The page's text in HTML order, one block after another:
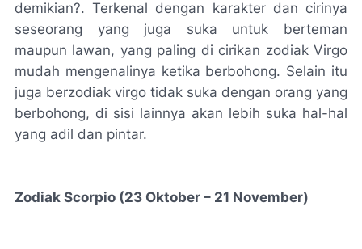
demikian?. Terkenal dengan karakter dan cirinya
seseorang yang juga suka untuk berteman
maupun lawan, yang paling di cirikan zodiak Virgo
mudah mengenalinya ketika berbohong. Selain itu
juga berzodiak virgo tidak suka dengan orang yang
berbohong, di sisi lainnya akan lebih suka hal-hal
yang adil dan pintar.
Zodiak Scorpio (23 Oktober – 21 November)